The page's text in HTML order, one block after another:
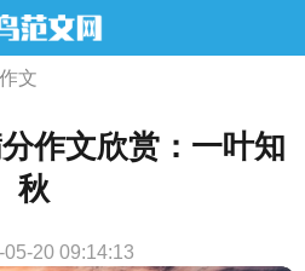
文
作文欣赏：一叶知
秋
20 09:14:13